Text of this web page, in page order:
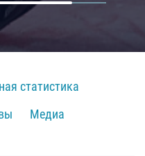
статистика
Медиа